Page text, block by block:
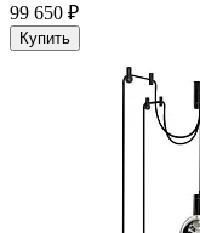
99 650 ₽
Купить